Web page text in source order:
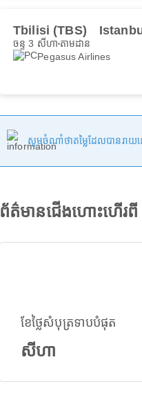
Tbilisi (TBS)
ចន្ទ 3 សីហា តាមដាន
Pegasus Airlines
សូមចំណាំថាតម្លៃដែលបានរាយ
ព័ត៌មានជើងហោះហើ
ខែថ្លៃសំបុត្រទាបបំផុត
សីហា